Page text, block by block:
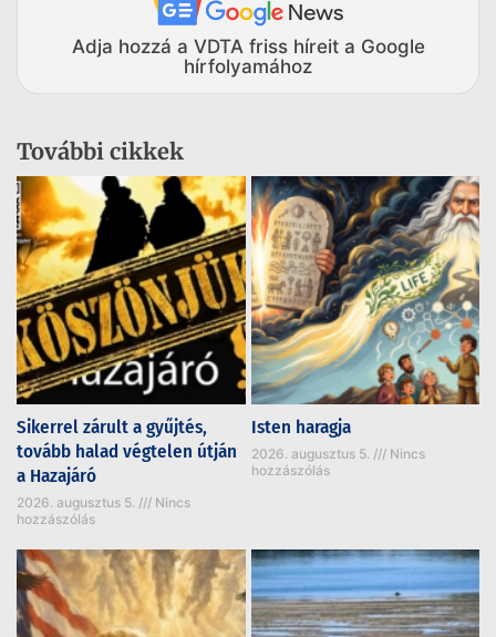
Adja hozzá a VDTA friss híreit a Google
hírfolyamához
További cikkek
Sikerrel zárult a gyűjtés,
tovább halad végtelen útján
a Hazajáró
2026. augusztus 5.
Nincs
hozzászólás
Isten haragja
2026. augusztus 5.
Nincs
hozzászólás